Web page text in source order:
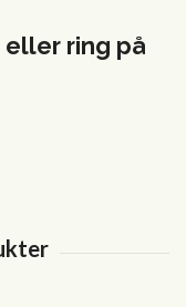
eller ring på